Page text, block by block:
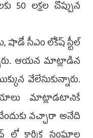
50 లక్షల చొప్పున
షాడో సీఎం లోకేష్ స్టీల్
ఆయన మాట్లాడిన
వేలేసుకున్నారు.
మాట్లాడటానికే
వచ్చారా అనేది